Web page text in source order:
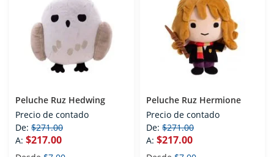
Peluche Ruz Hedwing
Precio de contado
De: $271.00
A: $217.00
Peluche Ruz Hermione
Precio de contado
De: $271.00
A: $217.00